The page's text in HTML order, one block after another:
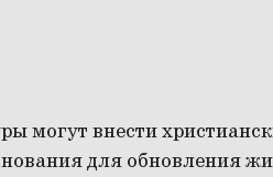
могут внести
для обновления